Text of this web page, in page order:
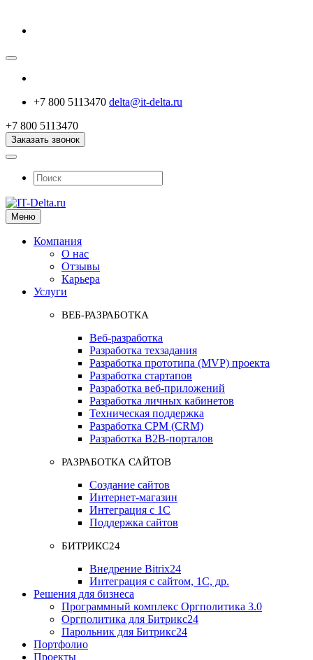
+7 800 5113470 delta@it-delta.ru
+7 800 5113470
Заказать звонок
Меню
Компания
О нас
Отзывы
Карьера
Услуги
ВЕБ-РАЗРАБОТКА
Веб-разработка
Разработка техзадания
Разработка прототипа (MVP) проекта
Разработка стартапов
Разработка веб-приложений
Разработка личных кабинетов
Техническая поддержка
Разработка СРМ (CRM)
Разработка B2B-порталов
РАЗРАБОТКА САЙТОВ
Создание сайтов
Интернет-магазин
Интеграция с 1С
Поддержка сайтов
БИТРИКС24
Внедрение Bitrix24
Интеграция с сайтом, 1С, др.
Решения для бизнеса
Программный комплекс Оргполитика 3.0
Оргполитика для Битрикс24
Парольник для Битрикс24
Портфолио
Проекты